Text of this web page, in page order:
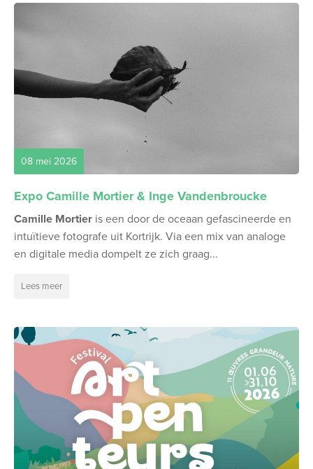
08 mei 2026
Expo Camille Mortier & Inge Vandenbroucke
Camille Mortier is een door de oceaan gefascineerde en
intuïtieve fotografe uit Kortrijk. Via een mix van analoge
en digitale media dompelt ze zich graag...
Lees meer